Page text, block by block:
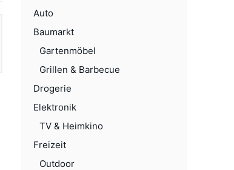
Auto
Baumarkt
Gartenmöbel
Grillen & Barbecue
Drogerie
Elektronik
TV & Heimkino
Freizeit
Outdoor